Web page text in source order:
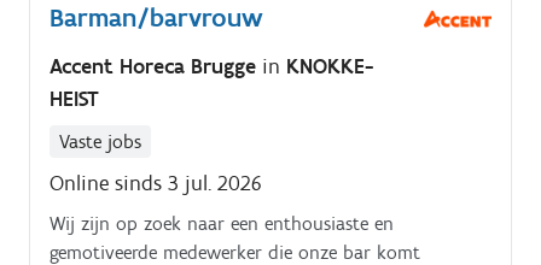
Barman/barvrouw
Accent Horeca Brugge in KNOKKE-
HEIST
Vaste jobs
Online sinds 3 jul. 2026
Wij zijn op zoek naar een enthousiaste en
gemotiveerde medewerker die onze bar komt